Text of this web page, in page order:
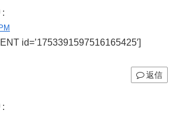
:
id=’1753391597516165425′]
返信
: